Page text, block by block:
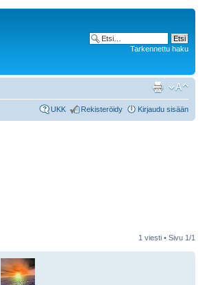
Tarkennettu haku
UKK Rekisteröidy Kirjaudu sisään
1 viesti • Sivu 1/1